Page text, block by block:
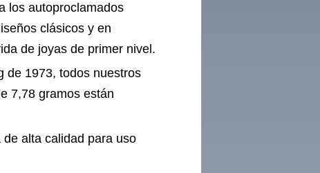
los autoproclamados
clásicos y en
de joyas de primer nivel.
de 1973, todos nuestros
7,78 gramos están
de alta calidad para uso